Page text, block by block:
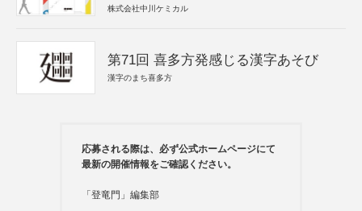
株式会社中川ケミカル
第71回 喜多方発感じる漢字あそび
漢字のまち喜多方
応募される際は、必ず公式ホームページにて
最新の開催情報をご確認ください。
「登竜門」編集部